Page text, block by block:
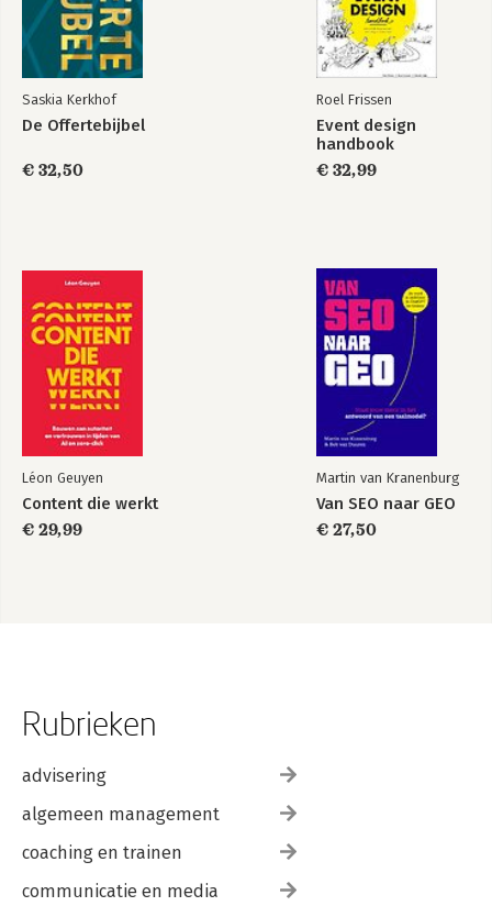
Saskia Kerkhof
De Offertebijbel
€ 32,50
Roel Frissen
Event design
handbook
€ 32,99
Léon Geuyen
Content die werkt
€ 29,99
Martin van Kranenburg
Van SEO naar GEO
€ 27,50
Rubrieken
advisering
algemeen management
coaching en trainen
communicatie en media